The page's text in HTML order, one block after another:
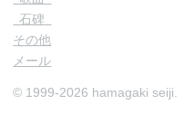
石碑
その他
メール
© 1999-2026 hamagaki seiji.